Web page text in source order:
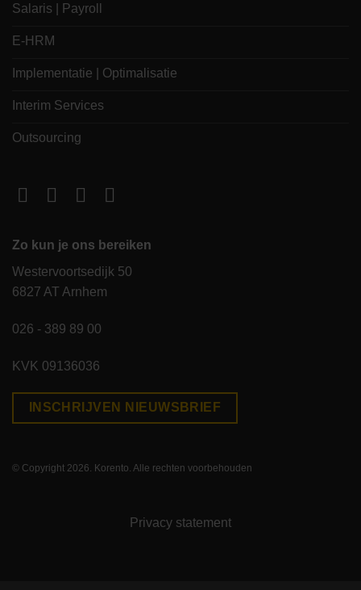
Salaris | Payroll
E-HRM
Implementatie | Optimalisatie
Interim Services
Outsourcing
Zo kun je ons bereiken
Westervoortsedijk 50
6827 AT Arnhem
026 - 389 89 00
KVK 09136036
INSCHRIJVEN NIEUWSBRIEF
© Copyright 2026. Korento. Alle rechten voorbehouden
Privacy statement